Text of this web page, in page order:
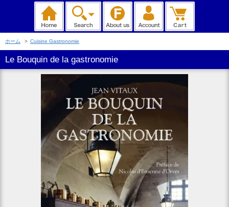
ホーム > Cuisine Gastronomie
Le Bouquin de la gastronomie